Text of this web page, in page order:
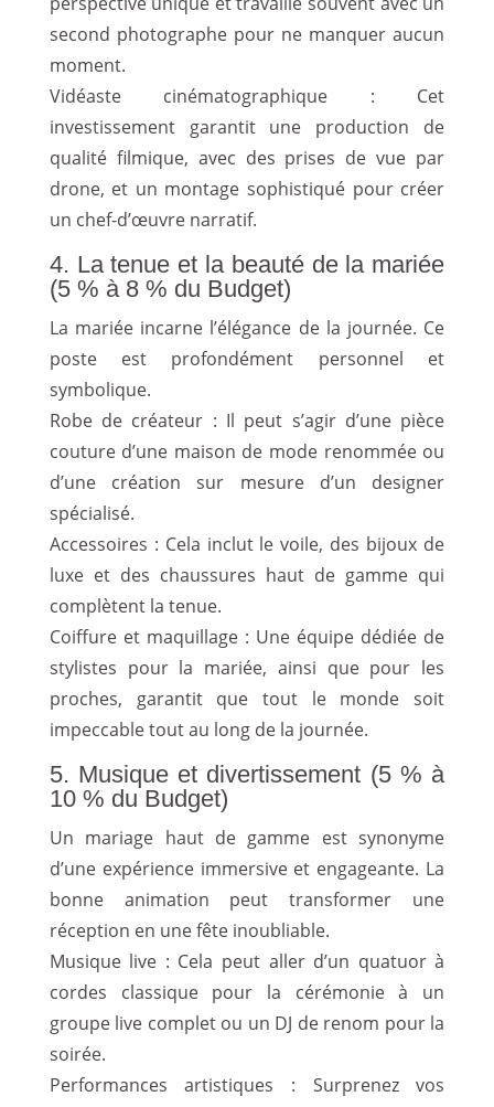
second photographe pour ne manquer aucun
moment.
Vidéaste cinématographique : Cet
investissement garantit une production de
qualité filmique, avec des prises de vue par
drone, et un montage sophistiqué pour créer
un chef-d’œuvre narratif.
4. La tenue et la beauté de la mariée
(5 % à 8 % du Budget)
La mariée incarne l’élégance de la journée. Ce
poste est profondément personnel et
symbolique.
Robe de créateur : Il peut s’agir d’une pièce
couture d’une maison de mode renommée ou
d’une création sur mesure d’un designer
spécialisé.
Accessoires : Cela inclut le voile, des bijoux de
luxe et des chaussures haut de gamme qui
complètent la tenue.
Coiffure et maquillage : Une équipe dédiée de
stylistes pour la mariée, ainsi que pour les
proches, garantit que tout le monde soit
impeccable tout au long de la journée.
5. Musique et divertissement (5 % à
10 % du Budget)
Un mariage haut de gamme est synonyme
d’une expérience immersive et engageante. La
bonne animation peut transformer une
réception en une fête inoubliable.
Musique live : Cela peut aller d’un quatuor à
cordes classique pour la cérémonie à un
groupe live complet ou un DJ de renom pour la
soirée.
Performances artistiques : Surprenez vos